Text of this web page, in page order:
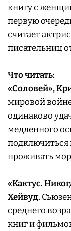
книгу с
первую
считает
писательниц
Что читать:
«Соловей»,
мировой
одинаково
медленного
подключиться
проживать
«Кактус.
Хейвуд.
среднего
книг и